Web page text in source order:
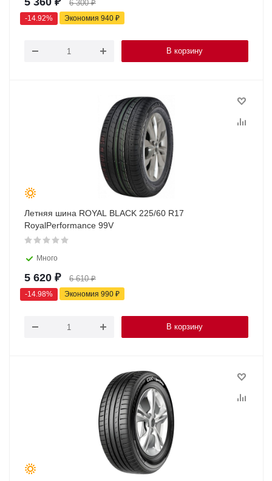
6 300₽
-14.92% Экономия 940 ₽
В корзину
Летняя шина ROYAL BLACK 225/60 R17
RoyalPerformance 99V
Много
5 620 ₽ 6 610₽
-14.98% Экономия 990 ₽
В корзину